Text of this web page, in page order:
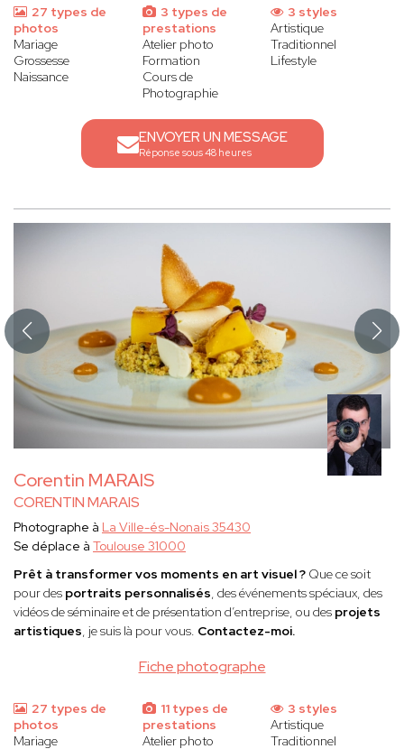
27 types de
photos
Mariage
Grossesse
Naissance
3 types de
prestations
Atelier photo
Formation
Cours de
Photographie
3 styles
Artistique
Traditionnel
Lifestyle
ENVOYER UN MESSAGE
Réponse sous 48 heures
Corentin MARAIS
CORENTIN MARAIS
Fiche photographe
Photographe à La Ville-és-Nonais 35430
Se déplace à Toulouse 31000
Prêt à transformer vos moments en art visuel ? Que ce soit
pour des portraits personnalisés, des événements spéciaux, des
vidéos de séminaire et de présentation d’entreprise, ou des projets
artistiques, je suis là pour vous. Contactez-moi.
27 types de
photos
Mariage
11 types de
prestations
Atelier photo
3 styles
Artistique
Traditionnel